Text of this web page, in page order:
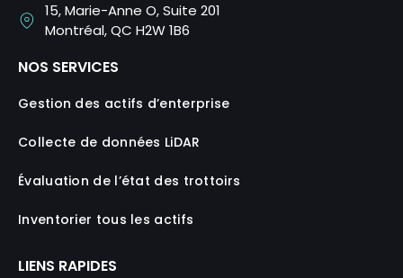
15, Marie-Anne O, Suite 201
Montréal, QC H2W 1B6
NOS SERVICES
Gestion des actifs d’enterprise
Collecte de données LiDAR
Évaluation de l’état des trottoirs
Inventorier tous les actifs
LIENS RAPIDES